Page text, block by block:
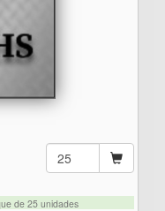
de 25 unidades